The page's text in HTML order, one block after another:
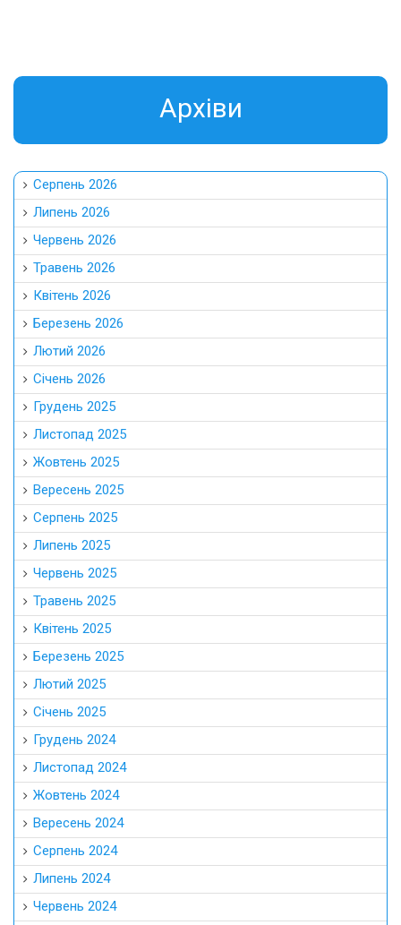
Aрхіви
Серпень 2026
Липень 2026
Червень 2026
Травень 2026
Квітень 2026
Березень 2026
Лютий 2026
Січень 2026
Грудень 2025
Листопад 2025
Жовтень 2025
Вересень 2025
Серпень 2025
Липень 2025
Червень 2025
Травень 2025
Квітень 2025
Березень 2025
Лютий 2025
Січень 2025
Грудень 2024
Листопад 2024
Жовтень 2024
Вересень 2024
Серпень 2024
Липень 2024
Червень 2024